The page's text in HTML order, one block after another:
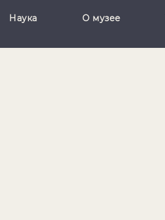
Наука О музее